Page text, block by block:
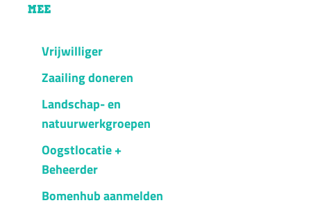
MEE
Vrijwilliger
Zaailing doneren
Landschap- en
natuurwerkgroepen
Oogstlocatie +
Beheerder
Bomenhub aanmelden